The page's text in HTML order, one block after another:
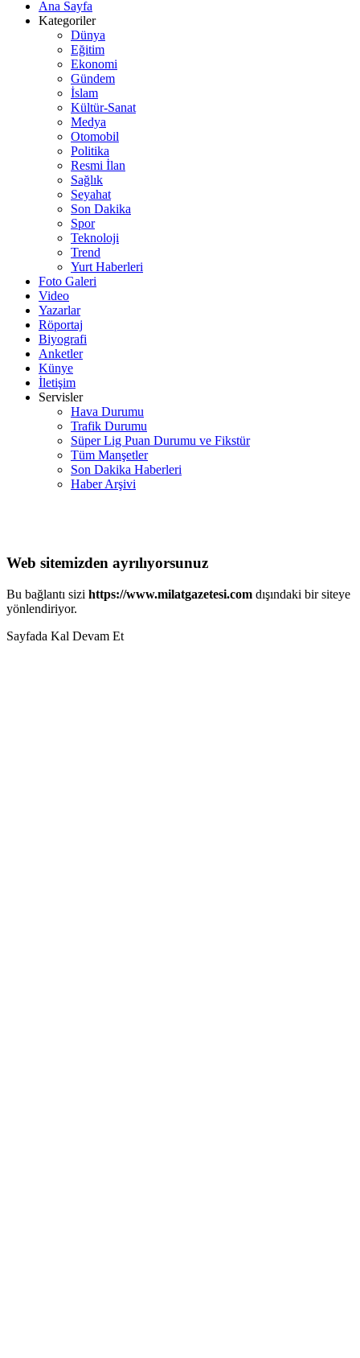
Ana Sayfa
Kategoriler
Dünya
Eğitim
Ekonomi
Gündem
İslam
Kültür-Sanat
Medya
Otomobil
Politika
Resmi İlan
Sağlık
Seyahat
Son Dakika
Spor
Teknoloji
Trend
Yurt Haberleri
Foto Galeri
Video
Yazarlar
Röportaj
Biyografi
Anketler
Künye
İletişim
Servisler
Hava Durumu
Trafik Durumu
Süper Lig Puan Durumu ve Fikstür
Tüm Manşetler
Son Dakika Haberleri
Haber Arşivi
Web sitemizden ayrılıyorsunuz
Bu bağlantı sizi https://www.milatgazetesi.com dışındaki bir siteye
yönlendiriyor.
Sayfada Kal Devam Et